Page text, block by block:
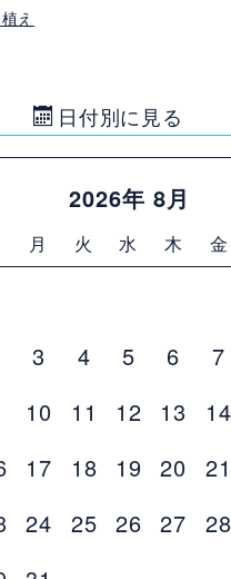
え
日付別に見る
2026年 8月
月 火 水 木 金
3 4 5 6 7
10 11 12 13 14
17 18 19 20 21
24 25 26 27 28